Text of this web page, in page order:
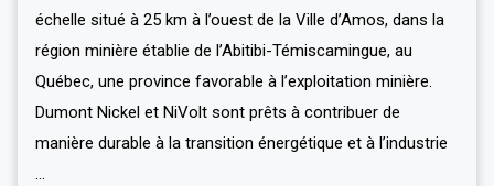
échelle situé à 25 km à l’ouest de la Ville d’Amos, dans la
région minière établie de l’Abitibi-Témiscamingue, au
Québec, une province favorable à l’exploitation minière.
Dumont Nickel et NiVolt sont prêts à contribuer de
manière durable à la transition énergétique et à l’industrie
…